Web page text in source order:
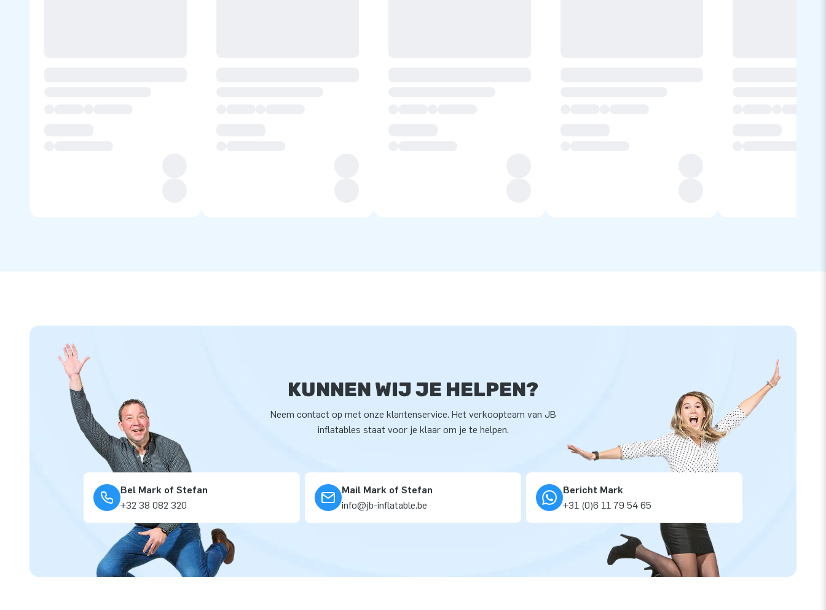
KUNNEN WIJ JE HELPEN?
Neem contact op met onze klantenservice. Het verkoopteam van JB
inflatables staat voor je klaar om je te helpen.
Bel Mark of Stefan
+32 38 082 320
Mail Mark of Stefan
info@jb-inflatable.be
Bericht Mark
+31 (0)6 11 79 54 65